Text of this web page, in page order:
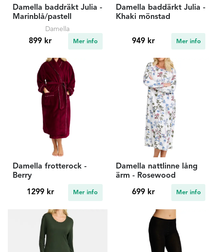
Damella baddräkt Julia -
Marinblå/pastell
Damella
899 kr Mer info
Damella baddärkt Julia -
Khaki mönstad
949 kr Mer info
Damella frotterock -
Berry
1299 kr Mer info
Damella nattlinne lång
ärm - Rosewood
699 kr Mer info